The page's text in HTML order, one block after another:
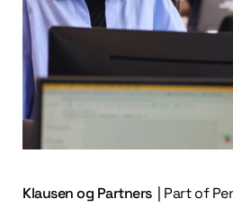
Klausen og Partners | Part of